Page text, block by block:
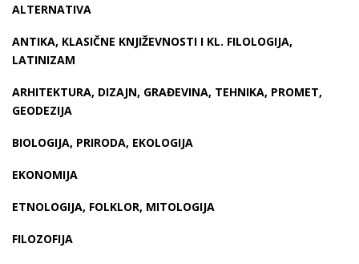
ALTERNATIVA
ANTIKA, KLASIČNE KNJIŽEVNOSTI I KL. FILOLOGIJA,
LATINIZAM
ARHITEKTURA, DIZAJN, GRAĐEVINA, TEHNIKA, PROMET,
GEODEZIJA
BIOLOGIJA, PRIRODA, EKOLOGIJA
EKONOMIJA
ETNOLOGIJA, FOLKLOR, MITOLOGIJA
FILOZOFIJA